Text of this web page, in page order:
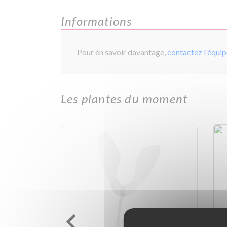
Informations
Pour en savoir davantage,contactez
Les plantes du moment